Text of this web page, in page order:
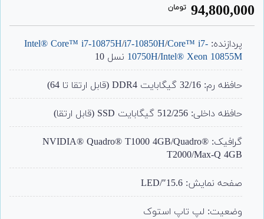
از 5 امتیاز
مشتری
94,800,000 تومان
پردازنده: Intel® Core™ i7-10875H/i7-10850H/Core™ i7-
10750H/Intel® Xeon 10855M نسل 10
حافظه رم: 32/16 گیگابایت DDR4 (قابل ارتقا تا 64)
حافظه داخلی: 512/256 گیگابایت SSD (قابل ارتقا)
گرافیک: NVIDIA® Quadro® T1000 4GB/Quadro®
T2000/Max-Q 4GB
صفحه نمایش: 15.6″/LED
وضعیت: لپ تاپ استوک